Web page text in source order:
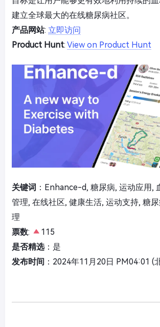
建立全球最大的在线糖尿病社区。
产品网站: 立即访问
Product Hunt: View on Product Hunt
关键词 ：Enhance-d, 糖尿病, 运动应用,
管理, 在线社区, 健康生活, 运动支持, 糖
理
票数:
115
是否精选：是
发布时间 ：2024年11月20日 PM04:01 (